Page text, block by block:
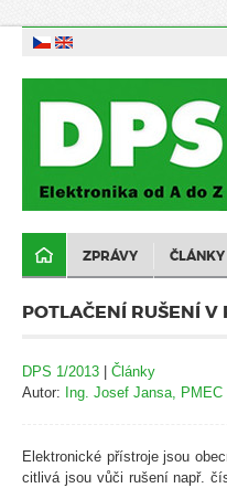
ZPRÁVY ČLÁNKY
POTLAČENÍ RUŠENÍ
DPS 1/2013 | Články
Autor: Ing. Josef Jansa, PMEC
Elektronické přístroje jsou
citlivá jsou vůči rušení např.